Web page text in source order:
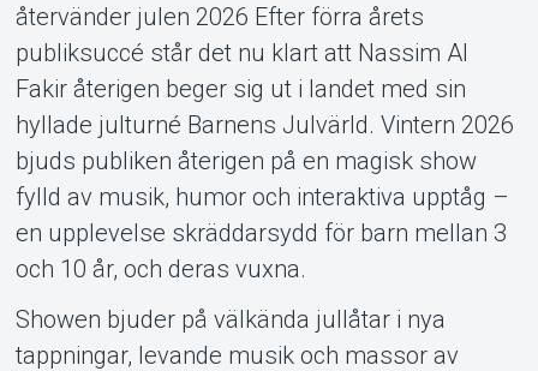
About Tickster
återvänder julen 2026 Efter förra årets
publiksuccé står det nu klart att Nassim Al
Fakir återigen beger sig ut i landet med sin
hyllade julturné Barnens Julvärld. Vintern 2026
bjuds publiken återigen på en magisk show
fylld av musik, humor och interaktiva upptåg –
en upplevelse skräddarsydd för barn mellan 3
och 10 år, och deras vuxna.
Showen bjuder på välkända jullåtar i nya
tappningar, levande musik och massor av